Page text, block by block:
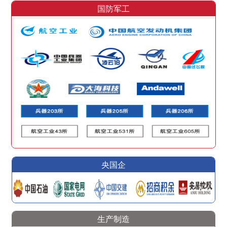
国防军工
央国企
生产制造